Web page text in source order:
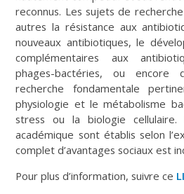
reconnus. Les sujets de
autres la résistance aux
nouveaux antibiotiques, le
complémentaires aux
phages-bactéries, ou encore
recherche fondamentale
physiologie et le métabolisme
stress ou la biologie
académique sont établis selon
complet d’avantages sociaux est
Pour plus d’information, suivre ce